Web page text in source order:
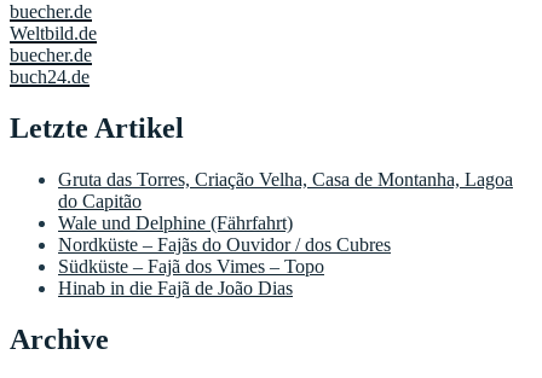
buecher.de
Weltbild.de
buecher.de
buch24.de
Letzte Artikel
Gruta das Torres, Criação Velha, Casa de Montanha, Lagoa
do Capitão
Wale und Delphine (Fährfahrt)
Nordküste – Fajãs do Ouvidor / dos Cubres
Südküste – Fajã dos Vimes – Topo
Hinab in die Fajã de João Dias
Archive